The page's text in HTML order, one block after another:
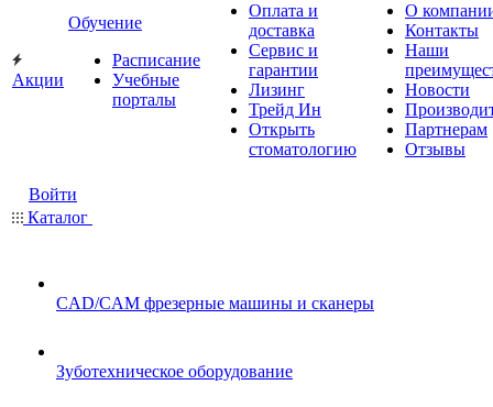
Акции
Обучение
Расписание
Учебные
порталы
Оплата и
доставка
Сервис и
гарантии
Лизинг
Трейд Ин
Открыть
стоматологию
О
Контакты
Наши
Новости
Партнерам
Отзывы
Войти
Каталог
CAD/CAM фрезерные машины и сканеры
Зуботехническое оборудование